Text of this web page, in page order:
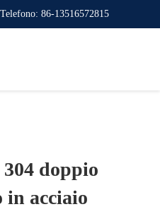
Telefono: 86-13516572815
doppio
in acciaio